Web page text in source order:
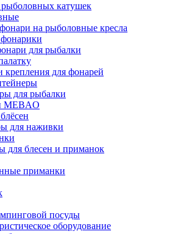
катушек
на рыболовные кресла
для рыбалки
для фонарей
для рыбалки
MEBAO
для наживки
для блесен и приманок
приманки
посуды
оборудование